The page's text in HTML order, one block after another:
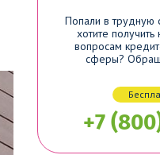
Попали в трудную
хотите
вопросам
сферы?
+7